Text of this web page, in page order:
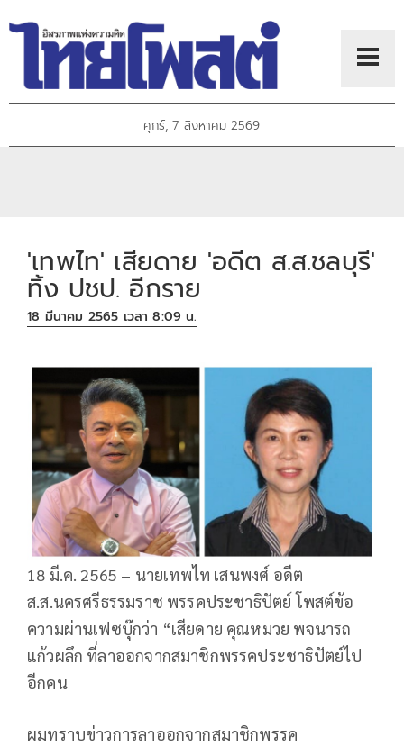
ศุกร์, 7 สิงหาคม 2569
'เทพไท' เสียดาย 'อดีต ส.ส.ชลบุรี'
ทิ้ง ปชป. อีกราย
18 มีนาคม 2565 เวลา 8:09 น.
18 มี.ค. 2565 – นายเทพไท เสนพงศ์ อดีต
ส.ส.นครศรีธรรมราช พรรคประชาธิปัตย์ โพสต์ข้อ
ความผ่านเฟซบุ๊กว่า “เสียดาย คุณหมวย พจนารถ
แก้วผลึก ที่ลาออกจากสมาชิกพรรคประชาธิปัตย์ไป
อีกคน
ผมทราบข่าวการลาออกจากสมาชิกพรรค